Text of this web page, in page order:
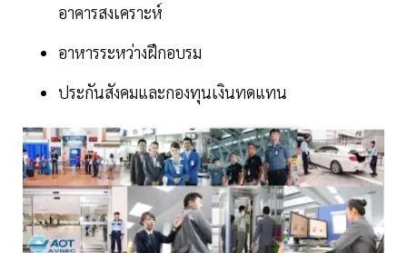
อาคารสงเคราะห์
อาหารระหว่างฝึกอบรม
ประกันสังคมและกองทุนเงินทดแทน